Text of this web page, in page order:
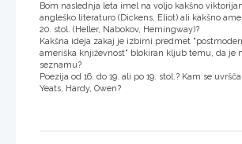
Bom naslednja leta imel na voljo kakšno
angleško literaturo (Dickens, Eliot) ali kakšno
20. stol. (Heller, Nabokov, Hemingway)?
Kakšna ideja zakaj je izbirni predmet
ameriška književnost" blokiran kljub temu, da je
seznamu?
Poezija od 16. do 19. ali po 19. stol.? Kam se uvršča
Yeats, Hardy, Owen?